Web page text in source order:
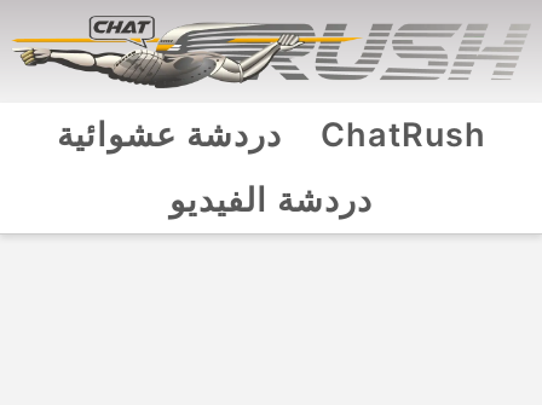
ChatRush
دردشة عشوائية
دردشة الفيديو